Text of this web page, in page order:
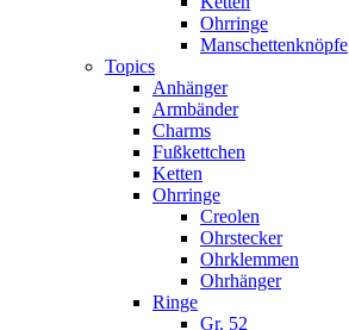
Ohrringe
Manschettenknöpfe
Topics
Anhänger
Armbänder
Charms
Fußkettchen
Ketten
Ohrringe
Creolen
Ohrstecker
Ohrklemmen
Ohrhänger
Ringe
Gr. 52